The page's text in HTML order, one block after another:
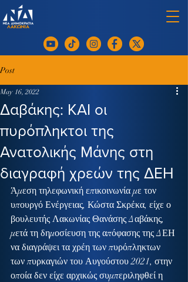
Post
Δαβάκης: ΚΑΙ οι
πυρόπληκτοι της
Ανατολικής Μάνης στη
διαγραφή χρεών της ΔΕΗ
May 16, 2022
Άμεση τηλεφωνική επικοινωνία με τον
υπουργό Ενέργειας, Κώστα Σκρέκα, είχε ο
βουλευτής Λακωνίας Θανάσης Δαβάκης,
μετά τη δημοσίευση της απόφασης της ΔΕΗ
να διαγράψει τα χρέη των πυρόπληκτων
των πυρκαγιών του Αυγούστου 2021, στην
οποία δεν είχε αρχικώς συμπεριληφθεί η